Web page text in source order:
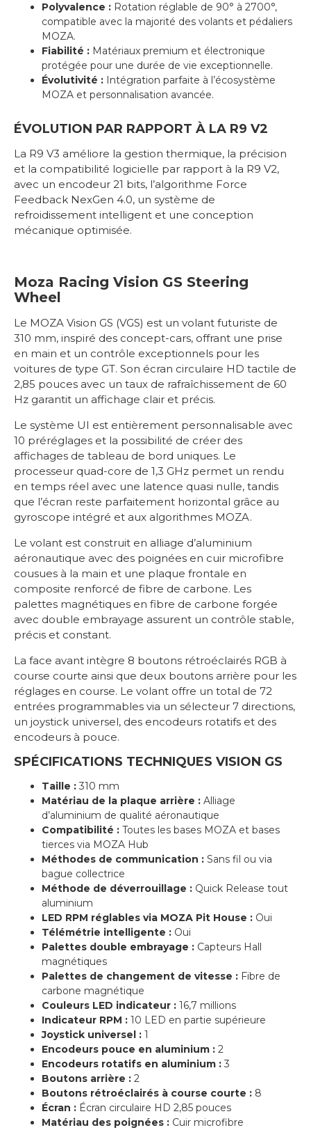
Polyvalence : Rotation réglable de 90° à 2700°,
compatible avec la majorité des volants et pédaliers
MOZA.
Fiabilité : Matériaux premium et électronique
protégée pour une durée de vie exceptionnelle.
Évolutivité : Intégration parfaite à l’écosystème
MOZA et personnalisation avancée.
ÉVOLUTION PAR RAPPORT À LA R9 V2
La R9 V3 améliore la gestion thermique, la précision
et la compatibilité logicielle par rapport à la R9 V2,
avec un encodeur 21 bits, l’algorithme Force
Feedback NexGen 4.0, un système de
refroidissement intelligent et une conception
mécanique optimisée.
Moza Racing Vision GS Steering
Wheel
Le MOZA Vision GS (VGS) est un volant futuriste de
310 mm, inspiré des concept-cars, offrant une prise
en main et un contrôle exceptionnels pour les
voitures de type GT. Son écran circulaire HD tactile de
2,85 pouces avec un taux de rafraîchissement de 60
Hz garantit un affichage clair et précis.
Le système UI est entièrement personnalisable avec
10 préréglages et la possibilité de créer des
affichages de tableau de bord uniques. Le
processeur quad-core de 1,3 GHz permet un rendu
en temps réel avec une latence quasi nulle, tandis
que l’écran reste parfaitement horizontal grâce au
gyroscope intégré et aux algorithmes MOZA.
Le volant est construit en alliage d’aluminium
aéronautique avec des poignées en cuir microfibre
cousues à la main et une plaque frontale en
composite renforcé de fibre de carbone. Les
palettes magnétiques en fibre de carbone forgée
avec double embrayage assurent un contrôle stable,
précis et constant.
La face avant intègre 8 boutons rétroéclairés RGB à
course courte ainsi que deux boutons arrière pour les
réglages en course. Le volant offre un total de 72
entrées programmables via un sélecteur 7 directions,
un joystick universel, des encodeurs rotatifs et des
encodeurs à pouce.
SPÉCIFICATIONS TECHNIQUES VISION GS
Taille : 310 mm
Matériau de la plaque arrière : Alliage
d’aluminium de qualité aéronautique
Compatibilité : Toutes les bases MOZA et bases
tierces via MOZA Hub
Méthodes de communication : Sans fil ou via
bague collectrice
Méthode de déverrouillage : Quick Release tout
aluminium
LED RPM réglables via MOZA Pit House : Oui
Télémétrie intelligente : Oui
Palettes double embrayage : Capteurs Hall
magnétiques
Palettes de changement de vitesse : Fibre de
carbone magnétique
Couleurs LED indicateur : 16,7 millions
Indicateur RPM : 10 LED en partie supérieure
Joystick universel : 1
Encodeurs pouce en aluminium : 2
Encodeurs rotatifs en aluminium : 3
Boutons arrière : 2
Boutons rétroéclairés à course courte : 8
Écran : Écran circulaire HD 2,85 pouces
Matériau des poignées : Cuir microfibre